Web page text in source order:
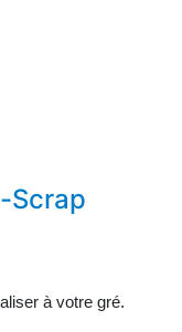
Scrap
à votre gré.